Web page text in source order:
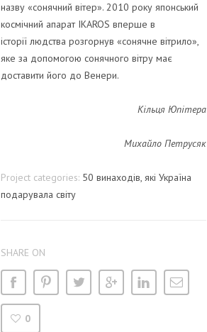
назву «сонячний вітер». 2010 року японський
космічний апарат IKAROS вперше в
історії людства розгорнув «сонячне вітрило»,
яке за допомогою сонячного вітру має
доставити його до Венери.
Кільця Юпітера
Михайло Петрусяк
Project categories: 50 винаходів, які Україна
подарувала світу
SHARE ON
0